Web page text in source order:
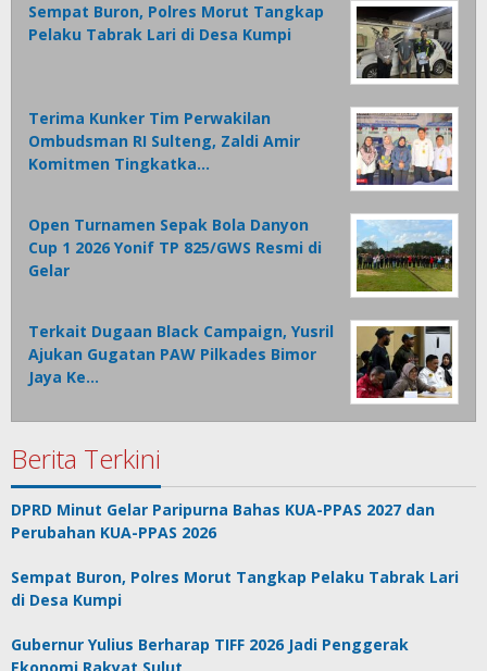
Sempat Buron, Polres Morut Tangkap
Pelaku Tabrak Lari di Desa Kumpi
Terima Kunker Tim Perwakilan
Ombudsman RI Sulteng, Zaldi Amir
Komitmen Tingkatka…
Open Turnamen Sepak Bola Danyon
Cup 1 2026 Yonif TP 825/GWS Resmi di
Gelar
Terkait Dugaan Black Campaign, Yusril
Ajukan Gugatan PAW Pilkades Bimor
Jaya Ke…
Berita Terkini
DPRD Minut Gelar Paripurna Bahas KUA-PPAS 2027 dan
Perubahan KUA-PPAS 2026
Sempat Buron, Polres Morut Tangkap Pelaku Tabrak Lari
di Desa Kumpi
Gubernur Yulius Berharap TIFF 2026 Jadi Penggerak